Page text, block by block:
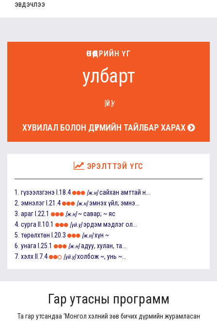
эвдэчлээ
ӨНӨӨДРИЙН ҮГ
улбарт
[ҮЙ.Ү]
ХУВИЛАЛ БОЛОН ДҮРМИЙН ТАЙЛБАР ХАРАХ
ЭРЭЛТТЭЙ ҮГС
1. гүзээлзгэнэ I.18.4 [ж.н] сайхан амттай н...
2. эмнэлэг I.21.4 [ж.н] эмнэх үйл; эмнэ...
3. араг I.22.1 [ж.н] ~ савар; ~ яс
4. сурга II.10.1 [үй.ү] эрдэм мэдлэг ол...
5. төрөлхтөн I.20.3 [ж.н] хүн ~
6. унага I.25.1 [ж.н] адуу, хулан, та...
7. хэлх II.7.4 [үй.ү] холбож ~, унь ~...
Гар утасны программ
Та гар утсандаа ‘Монгол хэлний зөв бичих дүрмийн журамласан